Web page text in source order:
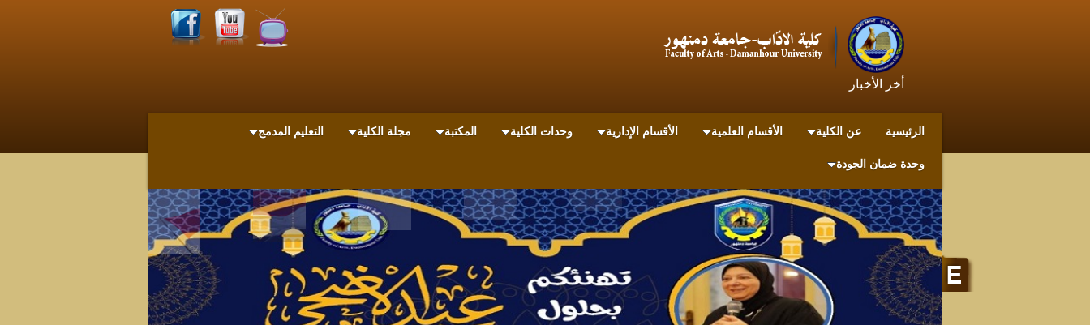
أخر الأخبار
الرئيسية عن الكلية الأقسام العلمية الأقسام الإدارية وحدات الكلية المكتبة مجلة الكلية التعليم المدمج
وحدة ضمان الجودة